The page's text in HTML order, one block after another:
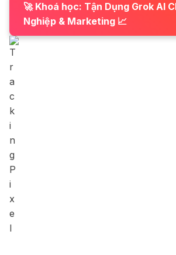
🚀 Khoá học: Tận Dụng Grok AI
Nghiệp & Marketing 📈